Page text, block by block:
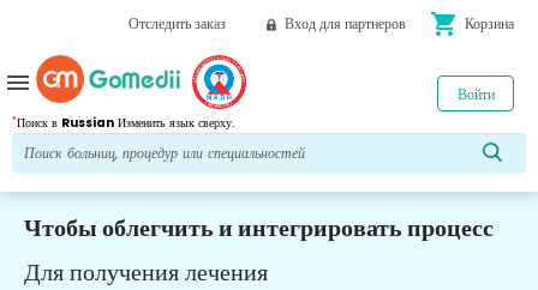
Отследить заказ Вход для партнеров shopping_cart Корзина
*Поиск в Russian Изменить язык сверху.
Войти
menu
Чтобы облегчить и интегрировать процесс
Для получения лечения